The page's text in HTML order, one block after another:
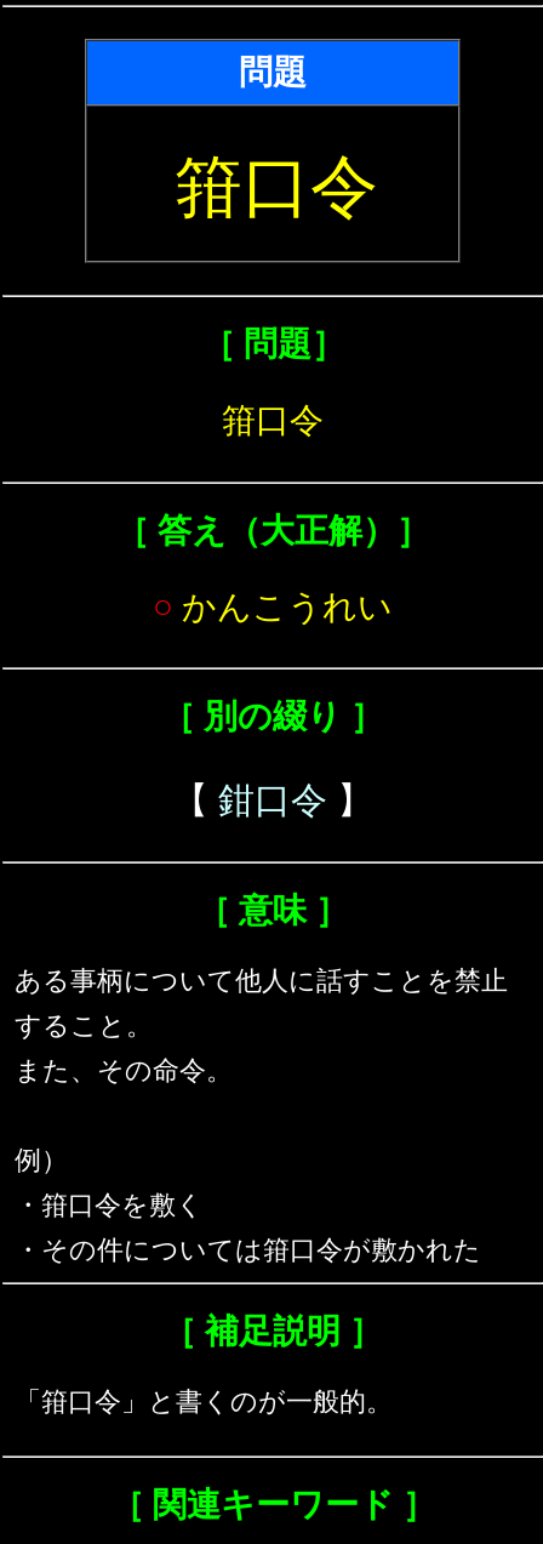
問題
箝口令
［ 問題］
箝口令
［ 答え（大正解）］
○ かんこうれい
［ 別の綴り ］
【 鉗口令 】
［ 意味 ］
ある事柄について他人に話すことを禁止
すること。
また、その命令。
例）
・箝口令を敷く
・その件については箝口令が敷かれた
［ 補足説明 ］
「箝口令」と書くのが一般的。
［ 関連キーワード ］